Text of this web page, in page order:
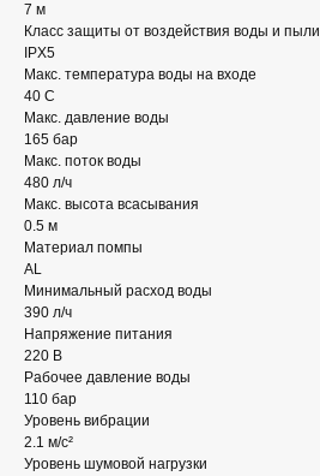
7 м
Класс защиты от воздействия воды и пыли
IPX5
Макс. температура воды на входе
40 С
Макс. давление воды
165 бар
Макс. поток воды
480 л/ч
Макс. высота всасывания
0.5 м
Материал помпы
AL
Минимальный расход воды
390 л/ч
Напряжение питания
220 В
Рабочее давление воды
110 бар
Уровень вибрации
2.1 м/с²
Уровень шумовой нагрузки